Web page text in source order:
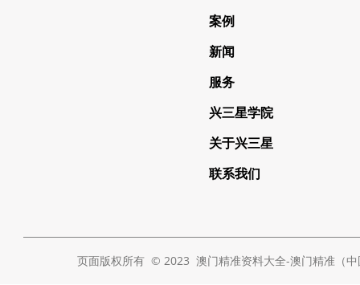
案例
新闻
服务
兴三星学院
关于兴三星
联系我们
页面版权所有 © 2023 澳门精准资料大全-澳门精准